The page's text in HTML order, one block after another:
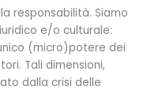
responsabilità. Siamo
e/o culturale:
(micro)potere dei
Tali dimensioni,
dalla crisi delle